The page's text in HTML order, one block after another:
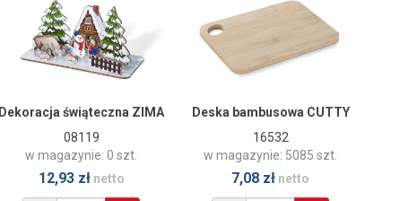
Dekoracja świąteczna ZIMA
08119
w magazynie: 0 szt.
12,93 złnetto
Deska bambusowa CUTTY
16532
w magazynie: 5085 szt.
7,08 zł netto